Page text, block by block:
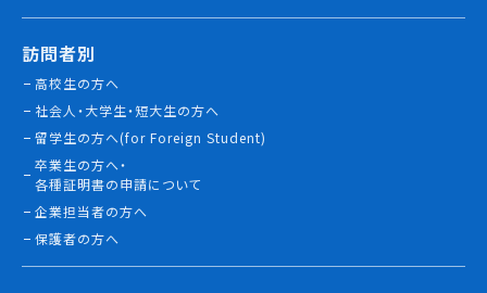
訪問者別
高校生の方へ
社会人・大学生・短大生の方へ
留学生の方へ(for Foreign Student)
卒業生の方へ・
各種証明書の申請について
企業担当者の方へ
保護者の方へ